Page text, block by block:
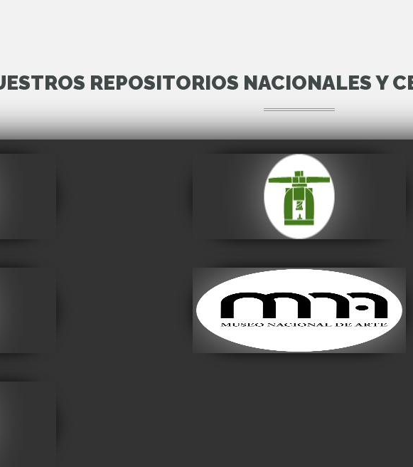
REPOSITORIOS NACIONALES Y
Casa Nacional de
Moneda
Visitar
de
Museo Nacional de
Arte